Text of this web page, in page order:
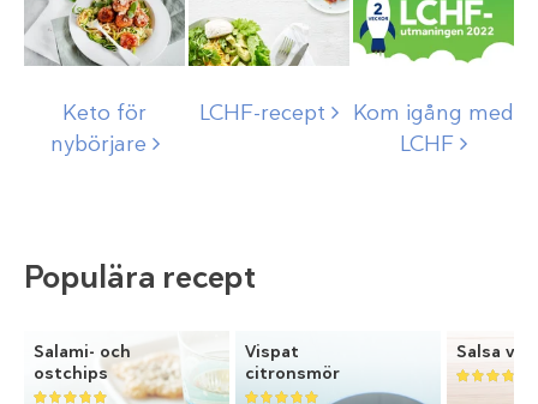
Keto för
nybörjare
LCHF-recept
Kom igång med
LCHF
Populära recept
Salami- och
ostchips
Vispat
citronsmör
Salsa